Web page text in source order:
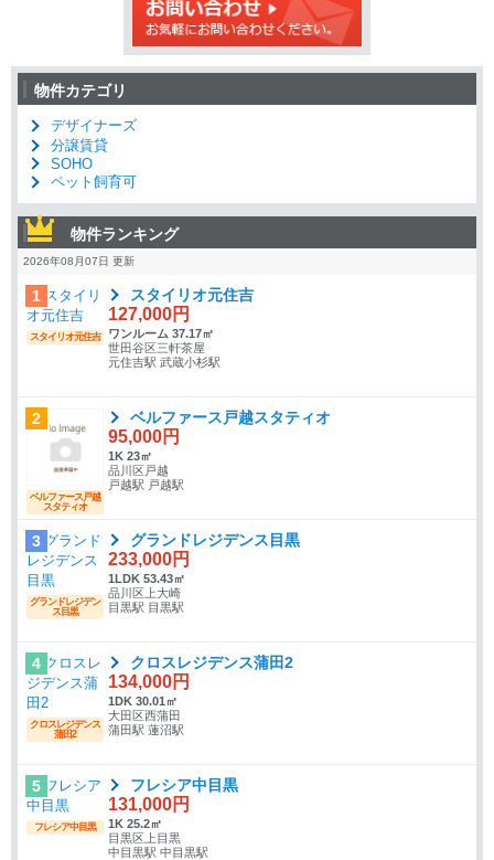
物件カテゴリ
デザイナーズ
分譲賃貸
SOHO
ペット飼育可
物件ランキング
2026年08月07日 更新
1
スタイリオ元住吉
スタイリオ元住吉
127,000円
ワンルーム 37.17㎡
世田谷区三軒茶屋
元住吉駅 武蔵小杉駅
2
ベルファース戸越
スタティオ
ベルファース戸越スタティオ
95,000円
1K 23㎡
品川区戸越
戸越駅 戸越駅
3
グランドレジデン
ス目黒
グランドレジデンス目黒
233,000円
1LDK 53.43㎡
品川区上大崎
目黒駅 目黒駅
4
クロスレジデンス
蒲田2
クロスレジデンス蒲田2
134,000円
1DK 30.01㎡
大田区西蒲田
蒲田駅 蓮沼駅
5
フレシア中目黒
フレシア中目黒
131,000円
1K 25.2㎡
目黒区上目黒
中目黒駅 中目黒駅